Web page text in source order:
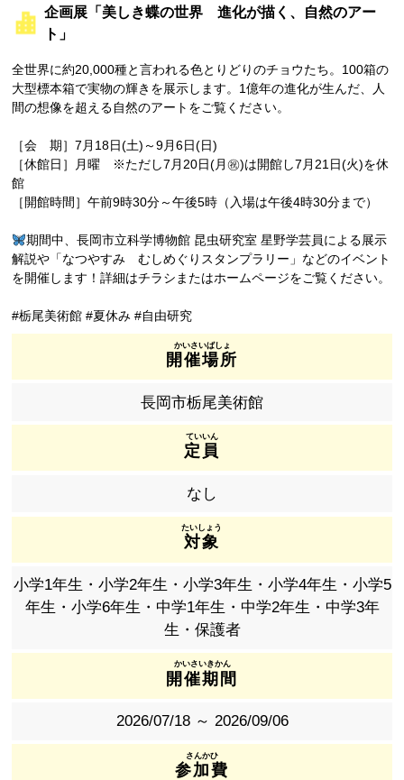
企画展「美しき蝶の世界 進化が描く、自然のアー
ト」
全世界に約20,000種と言われる色とりどりのチョウたち。100箱の
大型標本箱で実物の輝きを展示します。1億年の進化が生んだ、人
間の想像を超える自然のアートをご覧ください。
［会 期］7月18日(土)～9月6日(日)
［休館日］月曜 ※ただし7月20日(月㊗)は開館し7月21日(火)を休
館
［開館時間］午前9時30分～午後5時（入場は午後4時30分まで）
期間中、長岡市立科学博物館 昆虫研究室 星野学芸員による展示
解説や「なつやすみ むしめぐりスタンプラリー」などのイベント
を開催します！詳細はチラシまたはホームページをご覧ください。
#栃尾美術館 #夏休み #自由研究
開催場所
長岡市栃尾美術館
定員
なし
対象
小学1年生・小学2年生・小学3年生・小学4年生・小学5
年生・小学6年生・中学1年生・中学2年生・中学3年
生・保護者
開催期間
2026/07/18 ～ 2026/09/06
参加費